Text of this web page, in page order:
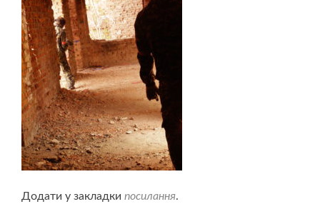
Додати у закладки посилання.